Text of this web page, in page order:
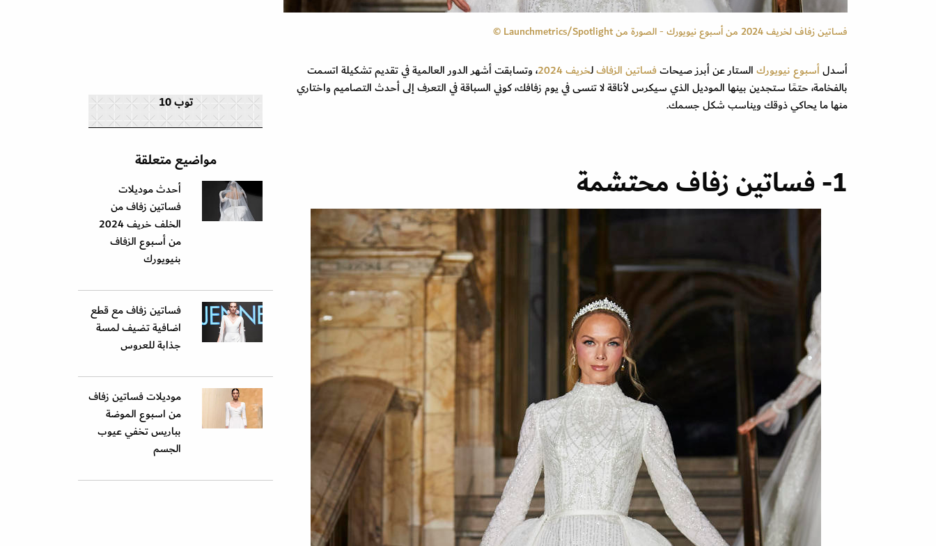
فساتين زفاف لخريف 2024 من أسبوع نيويورك - الصورة من Launchmetrics/Spotlight ©
أسدلأسبوع نيويوركالستار عن أبرز صيحاتفساتين الزفافلخريف 2024
، وتسابقت أشهر الدور العالمية في تقديم تشكيلة اتسمت
بالفخامة، حتمًا ستجدين بينها الموديل الذي سيكرس لأناقة لا تنسى في يوم زفافك، كوني السباقة في التعرف إلى أحدث التصاميم واختاري
منها ما يحاكي ذوقك ويناسب شكل جسمك.
1- فساتين زفاف محتشمة
توب 10
مواضيع متعلقة
أحدث موديلات
فساتين زفاف من
الخلف خريف 2024
من أسبوع الزفاف
بنيويورك
فساتين زفاف مع قطع
اضافية تضيف لمسة
جذابة للعروس
موديلات فساتين زفاف
من اسبوع الموضة
بباريس تخفي عيوب
الجسم